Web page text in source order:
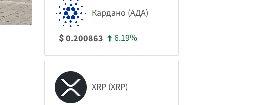
Кардано (АДА)
$0.200863 6.19%
XRP (XRP)